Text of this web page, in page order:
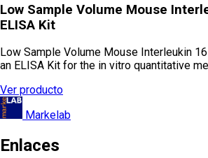
Low Sample Volume Mouse
ELISA Kit
Low Sample Volume Mouse Interleukin
an ELISA Kit for the in vitro quantitative
Ver producto
Markelab
Enlaces